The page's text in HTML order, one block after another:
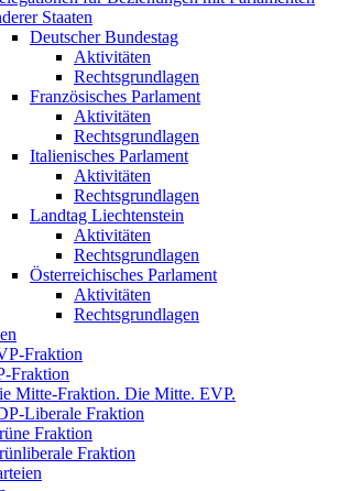
Staaten
Deutscher Bundestag
Aktivitäten
Rechtsgrundlagen
Französisches Parlament
Aktivitäten
Rechtsgrundlagen
Italienisches Parlament
Aktivitäten
Rechtsgrundlagen
Landtag Liechtenstein
Aktivitäten
Rechtsgrundlagen
Österreichisches Parlament
Aktivitäten
Rechtsgrundlagen
Fraktion
Fraktion
Mitte-Fraktion. Die Mitte. EVP.
Liberale Fraktion
Fraktion
Fraktion